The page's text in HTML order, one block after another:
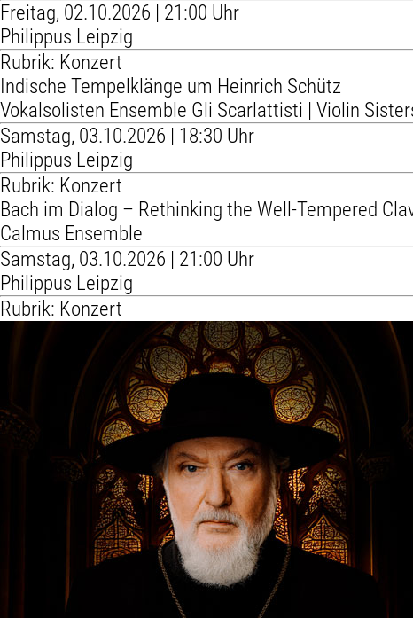
Freitag, 02.10.2026 | 21:00 Uhr
Philippus Leipzig
Rubrik: Konzert
Indische Tempelklänge um Heinrich Schütz
Vokalsolisten Ensemble Gli Scarlattisti | Violin
Samstag, 03.10.2026 | 18:30 Uhr
Philippus Leipzig
Rubrik: Konzert
Bach im Dialog – Rethinking the Well-Tempered
Calmus Ensemble
Samstag, 03.10.2026 | 21:00 Uhr
Philippus Leipzig
Rubrik: Konzert